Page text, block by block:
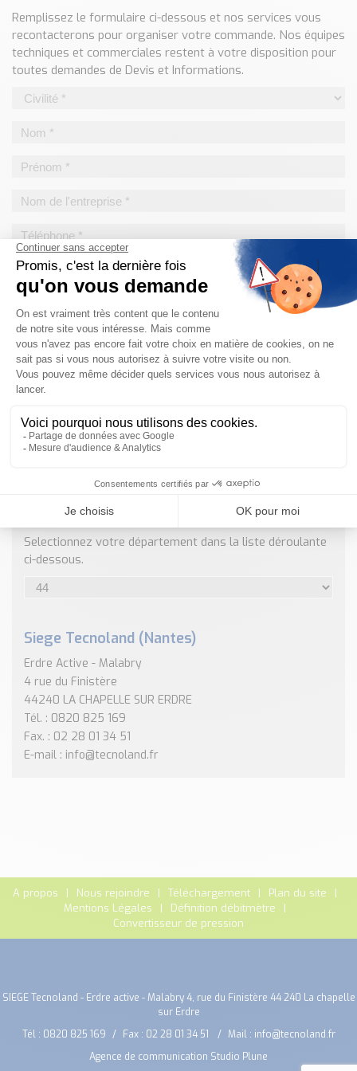
Classé par marque
ENDRESS+HAUSER
SICK
SCHMERSAL
IDEM SAFETY
Téléchargement (Logiciels, Documents,..)
Convertisseur de pression
Formulaire Débitmètre
Calculateur maintien en température
Calculateur Chauffage/Liquide/Gaz
Blog
Nos Réalisations
Conseils et Actualités
brasseries
Devis, Tarifs, Renseignements techniques
Remplissez le formulaire ci-dessous et nos services vous
recontacterons pour organiser votre commande. Nos équipes
techniques et commerciales restent à votre disposition pour
toutes demandes de Devis et Informations.
NOS COORDONNÉES
Selectionnez votre département dans la liste déroulante
ci-dessous.
Siege Tecnoland (Nantes)
Erdre Active - Malabry
4 rue du Finistère
44240 LA CHAPELLE SUR ERDRE
Tél. : 0820 825 169
Fax. : 02 28 01 34 51
E-mail : info@tecnoland.fr
A propos Nous rejoindre Téléchargement
Plan du site
Mentions Légales
Définition débitmètre
Convertisseur de pression
SIEGE Tecnoland - Erdre active - Malabry 4, rue du Finistère 44 240 La chapelle
sur Erdre
Tél : 0820 825 169 Fax : 02 28 01 34 51 Mail : info@tecnoland.fr
Agence de communication Studio Plune